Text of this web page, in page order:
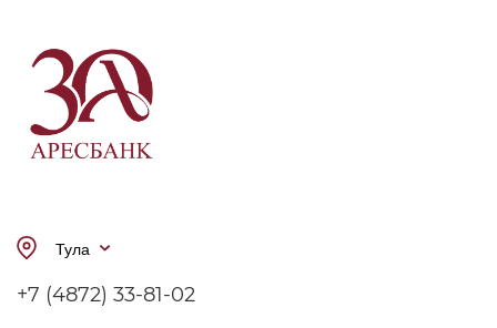
Тула
+7 (4872) 33-81-02